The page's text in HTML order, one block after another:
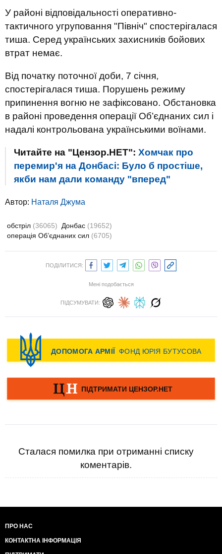
У районі відповідальності оперативно-
тактичного угруповання "Північ" спостерігалася
тиша. Серед українських захисників бойових
втрат немає.
Від початку поточної доби, 7 січня,
спостерігалася тиша. Порушень режиму
припинення вогню не зафіксовано. Обстановка
в районі проведення операції Об’єднаних сил і
надалі контрольована українськими воїнами.
Читайте на "Цензор.НЕТ": Хомчак про
перемир'я на Донбасі: Було б простіше,
якби нам дали команду "вперед"
Автор: Наталя Джума
обстріл (36065) Донбас (19652)
операція Об’єднаних сил (6705)
ПОДІЛИТИСЯ:
Мені подобається
ПІДСУМУВАТИ:
Сталася помилка при отриманні списку
коментарів.
ПРО НАС
КОНТАКТНА ІНФОРМАЦІЯ